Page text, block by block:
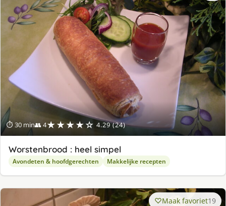
⏱ 30 min👥 4★★★★☆ 4.29 (24)
Worstenbrood : heel simpel
Avondeten & hoofdgerechten Makkelijke recepten
Maak favoriet19